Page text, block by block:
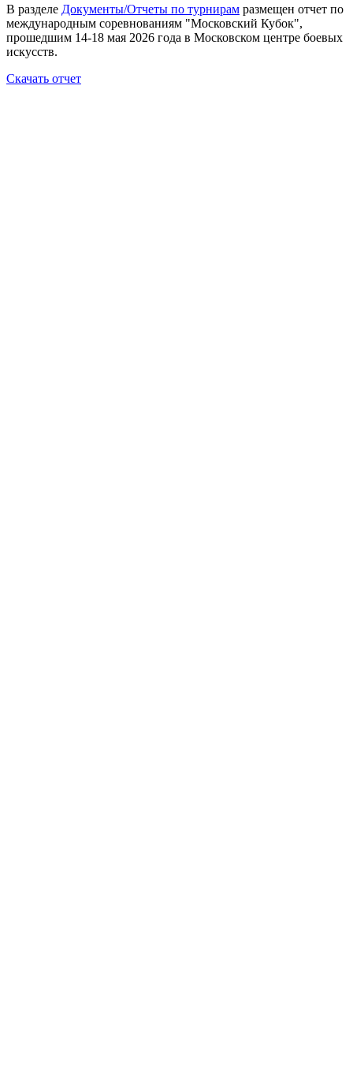
В разделе Документы/Отчеты по турнирам размещен отчет по
международным соревнованиям "Московский Кубок",
прошедшим 14-18 мая 2026 года в Московском центре боевых
искусств.
Скачать отчет